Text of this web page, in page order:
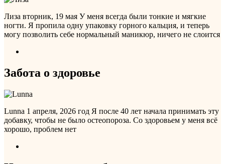
Лиза вторник, 19 мая У меня всегда были тонкие и мягкие
ногти. Я пропила одну упаковку горного кальция, и теперь
могу позволить себе нормальный маникюр, ничего не слоится
Забота о здоровье
Lunna 1 апреля, 2026 год Я после 40 лет начала принимать эту
добавку, чтобы не было остеопороза. Со здоровьем у меня всё
хорошо, проблем нет